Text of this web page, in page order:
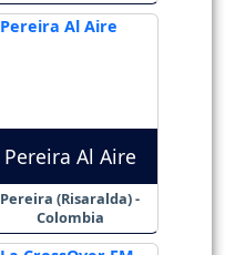
Pereira Al Aire
Pereira (Risaralda) -
Colombia